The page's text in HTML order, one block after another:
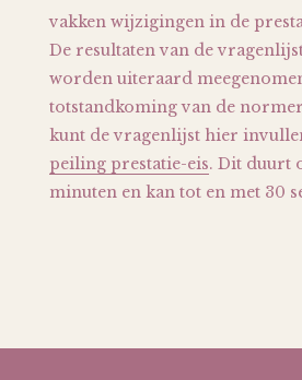
vakken wijzigingen in de
De resultaten van de
worden uiteraard
totstandkoming van de
kunt de vragenlijst hier
peiling prestatie-eis. Dit duurt
minuten en kan tot en met 30